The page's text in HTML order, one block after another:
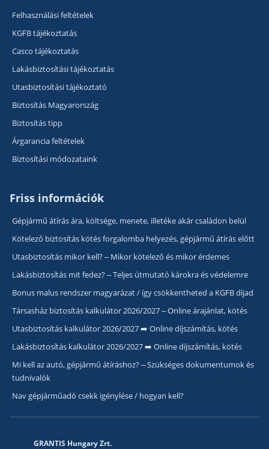
Felhasználási feltételek
KGFB tájékoztatás
Casco tájékoztatás
Lakásbiztosítási tájékoztatás
Utasbiztosítási tájékoztató
Biztosítás Magyarország
Biztosítás tipp
Árgarancia feltételek
Biztosítási módozataink
Friss információk
Gépjármű átírás ára, költsége, menete, illetéke akár családon belül
Kötelező biztosítás kötés forgalomba helyezés, gépjármű átírás előtt
Utasbiztosítás mikor kell? – Mikor kötelező és mikor érdemes
Lakásbiztosítás mit fedez? – Teljes útmutató károkra és védelemre
Bonus malus rendszer magyarázat / így csökkentheted a KGFB díjad
Társasház biztosítás kalkulátor 2026/2027 – Online árajánlat, kötés
Utasbiztosítás kalkulátor 2026/2027 ➡️ Online díjszámítás, kötés
Lakásbiztosítás kalkulátor 2026/2027 ➡️ Online díjszámítás, kötés
Mi kell az autó, gépjármű átíráshoz? – Szükséges dokumentumok és
tudnivalók
Nav gépjárműadó csekk igénylése / hogyan kell?
GRANTIS Hungary Zrt.